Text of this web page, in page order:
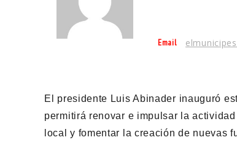
Email
El presidente Luis Abinader inauguró
permitirá renovar e impulsar la
local y fomentar la creación de nuevas